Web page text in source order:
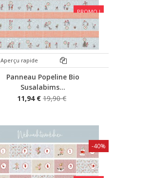
PROMO !
Aperçu rapide
Panneau Popeline Bio
Susalabims...
11,94 € 19,90 €
-40%